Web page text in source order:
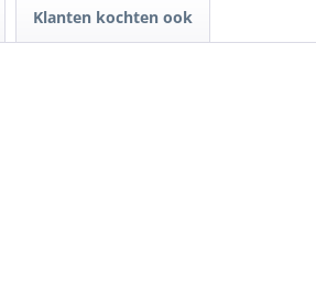
Klanten kochten ook